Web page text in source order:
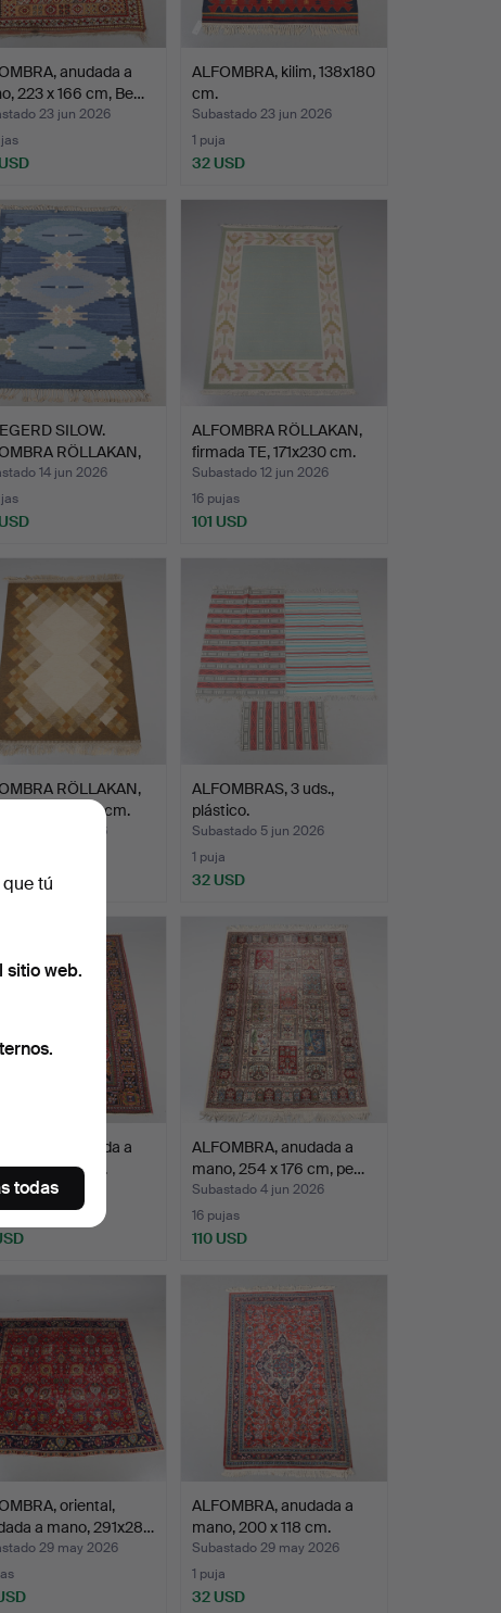
anudada a
223 x 166 cm, Be…
23 jun 2026
ALFOMBRA, kilim, 138x180
cm.
Subastado 23 jun 2026
1 puja
32 USD
SILOW.
RÖLLAKAN,
14 jun 2026
ALFOMBRA RÖLLAKAN,
firmada TE, 171x230 cm.
Subastado 12 jun 2026
16 pujas
101 USD
RÖLLAKAN,
S, 170x235 cm.
12 jun 2026
ALFOMBRAS, 3 uds.,
plástico.
Subastado 5 jun 2026
1 puja
32 USD
anudada a
312 x 219 cm.
4 jun 2026
ALFOMBRA, anudada a
mano, 254 x 176 cm, pe…
Subastado 4 jun 2026
16 pujas
110 USD
oriental,
a mano, 291x28…
29 may 2026
ALFOMBRA, anudada a
mano, 200 x 118 cm.
Subastado 29 may 2026
1 puja
32 USD
tú
sitio web.
todas